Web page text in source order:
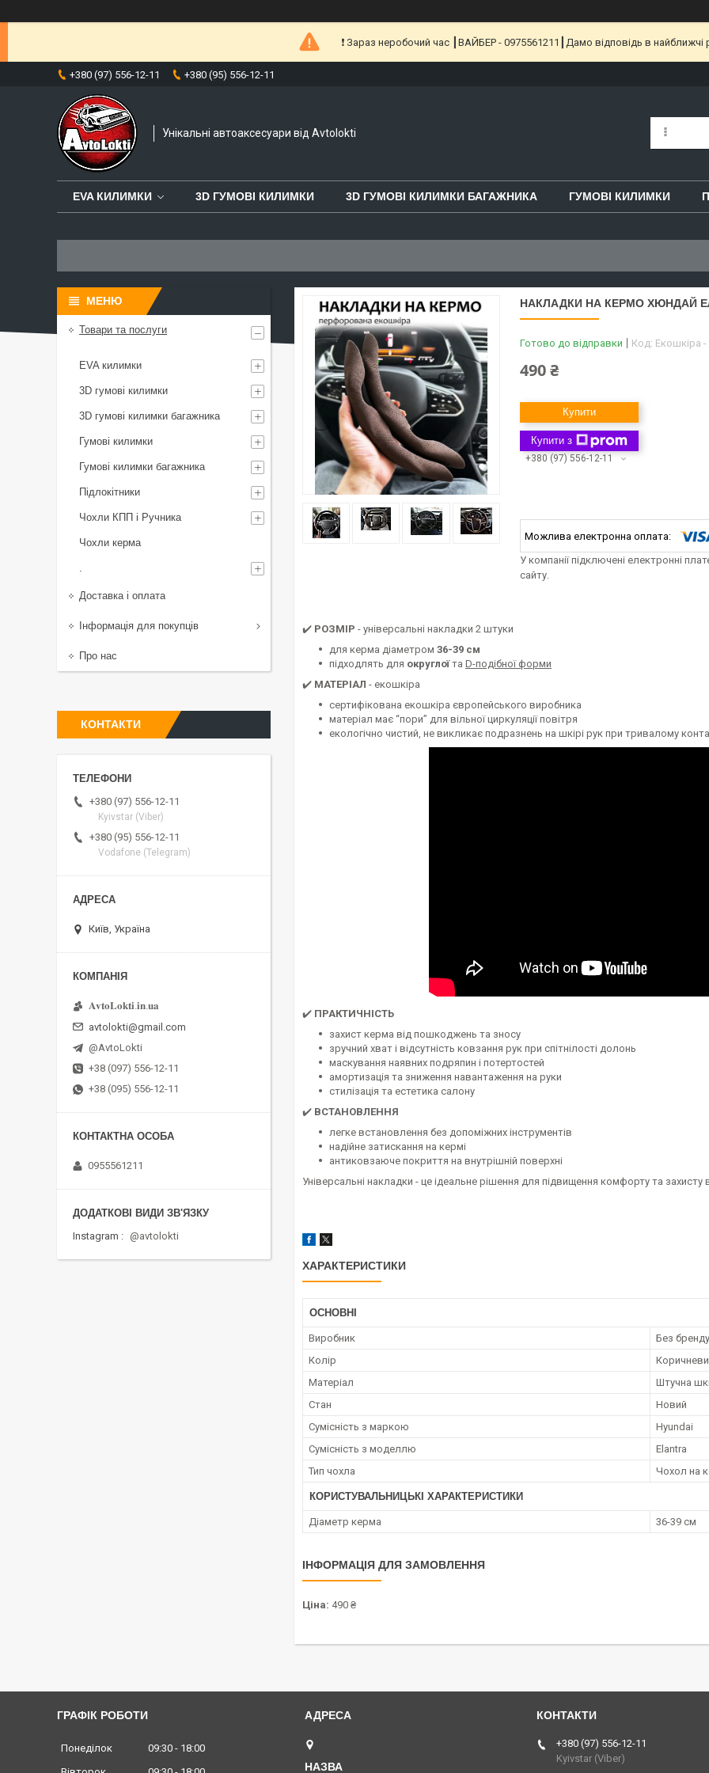
❗️ Зараз неробочий час ┃ВАЙБЕР - 0975561211┃Дамо відповідь в найближчі
+380 (97) 556-12-11 +380 (95) 556-12-11
Унікальні автоаксесуари від Avtolokti
EVA КИЛИМКИ 3D ГУМОВІ КИЛИМКИ 3D ГУМОВІ КИЛИМКИ БАГАЖНИКА ГУМОВІ КИЛИМКИ
НАКЛАДКИ НА КЕРМО ХЮНДАЙ
Готово до відправки Код: Екошкіра
490 ₴
Купити
Купити з
+380 (97) 556-12-11
У компанії підключені електронні
сайту.
✔️ РОЗМІР - універсальні накладки 2 штуки
для керма діаметром 36-39 см
підходлять для округлоїта D-подібної форми
✔️ МАТЕРІАЛ - екошкіра
сертифікована екошкіра європейського виробника
матеріал має “пори” для вільної циркуляції повітря
екологічно чистий, не викликає подразнень на шкірі рук при тривалому
✔️ ПРАКТИЧНІСТЬ
захист керма від пошкоджень та зносу
зручний хват і відсутність ковзання рук при спітнілості долонь
маскування наявних подряпин і потертостей
амортизація та зниження навантаження на руки
стилізація та естетика салону
✔️ ВСТАНОВЛЕННЯ
легке встановлення без допоміжних інструментів
надійне затискання на кермі
антиковзаюче покриття на внутрішній поверхні
Універсальні накладки - це ідеальне рішення для підвищення комфорту та
ХАРАКТЕРИСТИКИ
ОСНОВНІ
Виробник
Без бренду
Колір
Матеріал
Штучна
Стан
Новий
Сумісність з маркою
Hyundai
Сумісність з моделлю
Elantra
Тип чохла
Чохол на
КОРИСТУВАЛЬНИЦЬКІ ХАРАКТЕРИСТИКИ
Діаметр керма 36-39 см
ІНФОРМАЦІЯ ДЛЯ ЗАМОВЛЕННЯ
Ціна: 490 ₴
Товари та послуги
EVA килимки
3D гумові килимки
3D гумові килимки багажника
Гумові килимки
Гумові килимки багажника
Підлокітники
Чохли КПП і Ручника
Чохли керма
.
Доставка і оплата
Інформація для покупців
Про нас
КОНТАКТИ
+380 (97) 556-12-11
Kyivstar (Viber)
+380 (95) 556-12-11
Vodafone (Telegram)
Київ, Україна
𝐀𝐯𝐭𝐨𝐋𝐨𝐤𝐭𝐢.𝐢𝐧.𝐮𝐚
avtolokti@gmail.com
@AvtoLokti
+38 (097) 556-12-11
+38 (095) 556-12-11
0955561211
Instagram @avtolokti
ГРАФІК РОБОТИ
Понеділок 09:30
18:00
+380 (97) 556-12-11
Kyivstar (Viber)